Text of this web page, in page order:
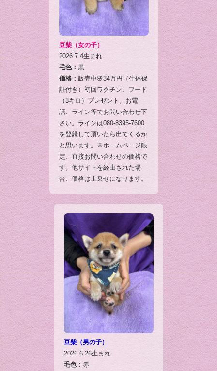
豆柴（女の子）
2026.7.4生まれ
毛色： 黒
価格： 販売中🌸34万円（生体保
証付き）初回ワクチン、フード
（3キロ）プレゼント。お電
話、ライン等でお問い合わせ下
さい。ラインは080-8395-7600
を登録して頂いたら出てくるか
と思います。※ホームページ限
定、直接お問い合わせの価格で
す。他サイトを経由された場
合、価格は上乗せになります。
豆柴（男の子）
2026.6.26生まれ
毛色： 赤